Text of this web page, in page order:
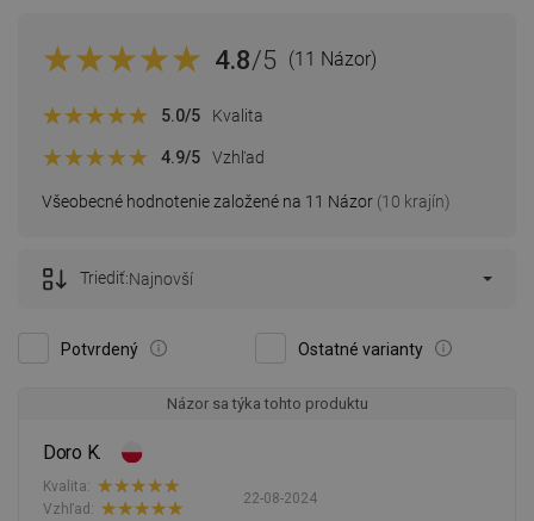
4.8/5 (11 Názor)
Všeobecné hodnotenie založené na 11 Názor (10 krajín)
5.0/5 Kvalita
4.9/5 Vzhľad
Potvrdený Ostatné varianty
Triediť:Najnovší
Názor sa týka tohto produktu
Doro K.
22-08-2024
Kvalita:
Vzhľad: